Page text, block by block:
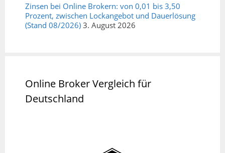
Zinsen bei Online Brokern: von 0,01 bis 3,50
Prozent, zwischen Lockangebot und Dauerlösung
(Stand 08/2026) 3. August 2026
Online Broker Vergleich für
Deutschland